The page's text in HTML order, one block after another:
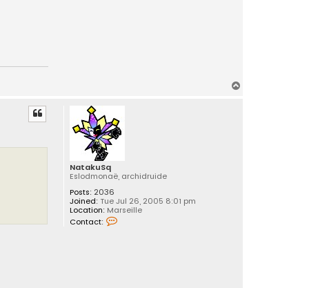
NatakuSq
Eslodmonaë, archidruide
Posts: 2036
Joined: Tue Jul 26, 2005 8:01 pm
Location: Marseille
Contact: